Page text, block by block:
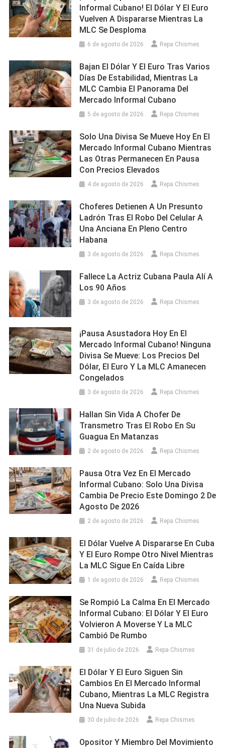
Informal Cubano! El Dólar Y El Euro
Vuelven A Dispararse Mientras La
MLC Se Desploma
6 de agosto de 2026 Repa Chismes
Bajan El Dólar Y El Euro Tras Varios
Días De Estabilidad, Mientras La
MLC Cambia El Panorama Del
Mercado Informal Cubano
5 de agosto de 2026 Repa Chismes
Solo Una Divisa Se Mueve Hoy En El
Mercado Informal Cubano Mientras
Las Otras Permanecen En Pausa
Con Precios Elevados
4 de agosto de 2026 Repa Chismes
Choferes Detienen A Un Presunto
Ladrón Tras El Robo Del Celular A
Una Anciana En Pleno Centro
Habana
3 de agosto de 2026 Repa Chismes
Fallece La Actriz Cubana Paula Alí A
Los 90 Años
3 de agosto de 2026 Repa Chismes
¡Pausa Asustadora Hoy En El
Mercado Informal Cubano! Ninguna
Divisa Se Mueve: Los Precios Del
Dólar, El Euro Y La MLC Amanecen
Congelados
3 de agosto de 2026 Repa Chismes
Hallan Sin Vida A Chofer De
Transmetro Tras El Robo En Su
Guagua En Matanzas
2 de agosto de 2026 Repa Chismes
Pausa Otra Vez En El Mercado
Informal Cubano: Solo Una Divisa
Cambia De Precio Este Domingo 2 De
Agosto De 2026
2 de agosto de 2026 Repa Chismes
El Dólar Vuelve A Dispararse En Cuba
Y El Euro Rompe Otro Nivel Mientras
La MLC Sigue En Caída Libre
1 de agosto de 2026 Repa Chismes
Se Rompió La Calma En El Mercado
Informal Cubano: El Dólar Y El Euro
Volvieron A Moverse Y La MLC
Cambió De Rumbo
31 de julio de 2026 Repa Chismes
El Dólar Y El Euro Siguen Sin
Cambios En El Mercado Informal
Cubano, Mientras La MLC Registra
Una Nueva Subida
30 de julio de 2026 Repa Chismes
Opositor Y Miembro Del Movimiento